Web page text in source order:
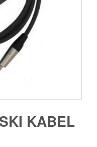
KABEL